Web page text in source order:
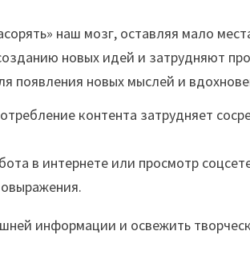
наш мозг, оставляя мало
новых идей и затрудняют
появления новых мыслей и
контента затрудняет
в интернете или просмотр
информации и освежить